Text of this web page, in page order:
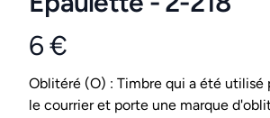
Product information
6 €
Conditions
Oblitéré (O) : Timbre qui a été utilisé
le courrier et porte une marque